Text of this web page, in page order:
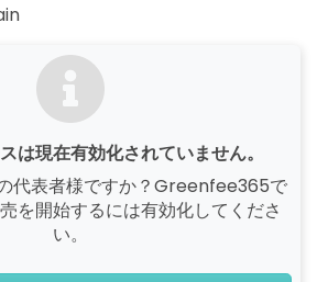
は現在有効化されていません。
代表者様ですか？Greenfee365で
を開始するには有効化してくださ
い。